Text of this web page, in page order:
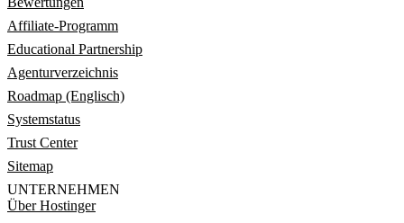
Affiliate-Programm
Educational Partnership
Agenturverzeichnis
Roadmap (Englisch)
Systemstatus
Trust Center
Sitemap
UNTERNEHMEN
Über Hostinger